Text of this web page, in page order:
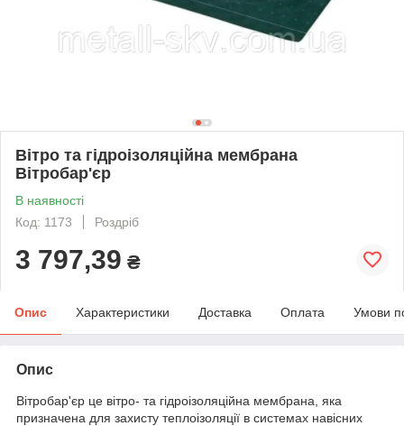
Вітро та гідроізоляційна мембрана
Вітробар'єр
В наявності
Код: 1173
Роздріб
3 797,39 ₴
Опис Характеристики Доставка Оплата Умови
Опис
Вітробар'єр це вітро- та гідроізоляційна мембрана, яка
призначена для захисту теплоізоляції в системах навісних